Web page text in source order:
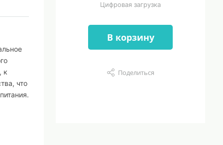
к
что
Цифровая загрузка
В корзину
Поделиться